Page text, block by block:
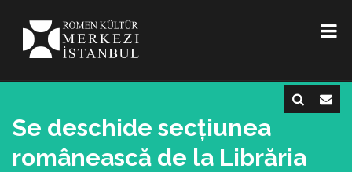
Se deschide secțiunea
românească de la Librăria